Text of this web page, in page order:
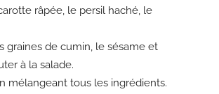
râpée, le persil haché, le
graines de cumin, le sésame et
à la salade.
mélangeant tous les ingrédients.